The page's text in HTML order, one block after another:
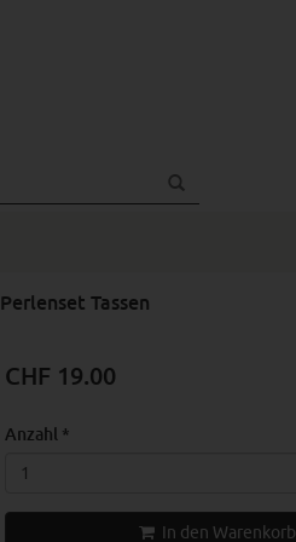
Perlenset Tassen
CHF 19.00
Anzahl *
In den Warenkorb